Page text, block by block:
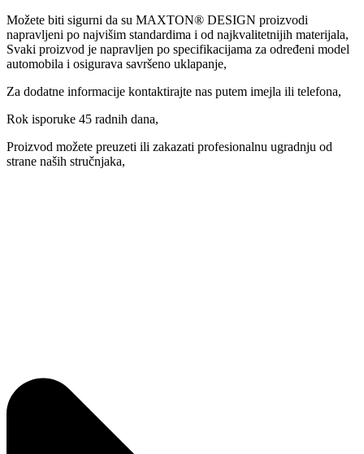
Možete biti sigurni da su MAXTON® DESIGN proizvodi
napravljeni po najvišim standardima i od najkvalitetnijih materijala,
Svaki proizvod je napravljen po specifikacijama za određeni model
automobila i osigurava savršeno uklapanje,
Za dodatne informacije kontaktirajte nas putem imejla ili telefona,
Rok isporuke 45 radnih dana,
Proizvod možete preuzeti ili zakazati profesionalnu ugradnju od
strane naših stručnjaka,